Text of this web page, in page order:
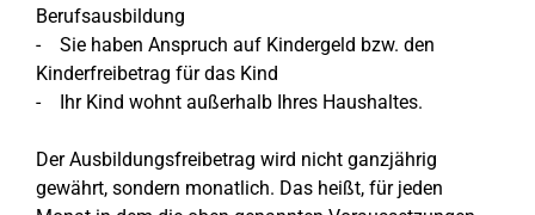
Berufsausbildung
- Sie haben Anspruch auf Kindergeld bzw. den
Kinderfreibetrag für das Kind
- Ihr Kind wohnt außerhalb Ihres Haushaltes.
Der Ausbildungsfreibetrag wird nicht ganzjährig
gewährt, sondern monatlich. Das heißt, für jeden